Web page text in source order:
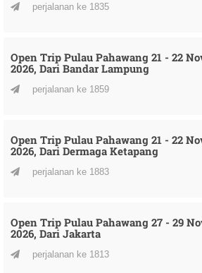
perjalanan ke 1835
Open Trip Pulau Pahawang 21 - 22
2026, Dari Bandar Lampung
perjalanan ke 1859
Open Trip Pulau Pahawang 21 - 22
2026, Dari Dermaga Ketapang
perjalanan ke 1883
Open Trip Pulau Pahawang 27 - 29
2026, Dari Jakarta
perjalanan ke 1813